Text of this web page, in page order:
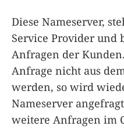
Diese Nameserver,
Service Provider und
Anfragen der
Anfrage nicht aus
werden, so wird
Nameserver
weitere Anfragen im